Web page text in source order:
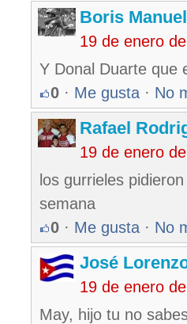
Boris
19 de enero
Y Donal Duarte que
0 · Me gusta · No
Rafael
19 de enero
los gurrieles
semana
0 · Me gusta · No
José
19 de enero
May, hijo tu no